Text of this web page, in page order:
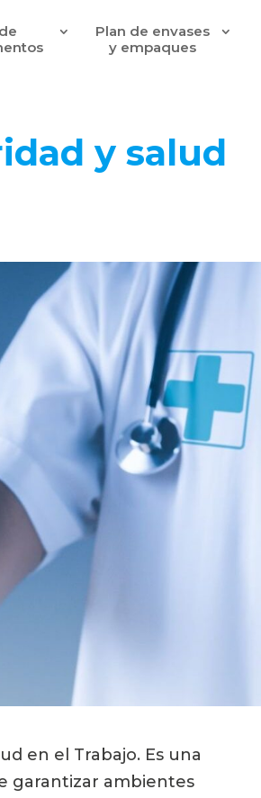
Plan de envases
y empaques
y salud
en el Trabajo. Es una
garantizar ambientes